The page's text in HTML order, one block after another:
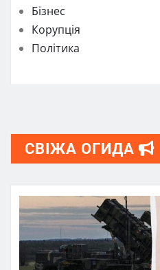
Бізнес
Корупція
Політика
СВІЖА ОГИДА